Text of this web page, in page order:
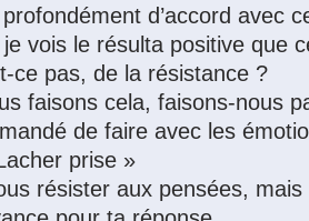
d’accord avec
je vois le résulta positive que
ce pas, de la résistance ?
faisons cela, faisons-nous
de faire avec les
prise »
résister aux pensées,